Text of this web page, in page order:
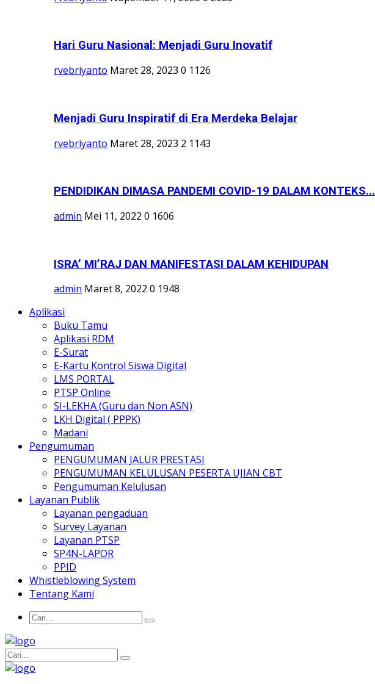
Hari Guru Nasional: Menjadi Guru Inovatif
rvebriyanto Maret 28, 2023 0 1126
Menjadi Guru Inspiratif di Era Merdeka Belajar
rvebriyanto Maret 28, 2023 2 1143
PENDIDIKAN DIMASA PANDEMI COVID-19 DALAM KONTEKS...
admin Mei 11, 2022 0 1606
ISRA’ MI’RAJ DAN MANIFESTASI DALAM KEHIDUPAN
admin Maret 8, 2022 0 1948
Aplikasi
Buku Tamu
Aplikasi RDM
E-Surat
E-Kartu Kontrol Siswa Digital
LMS PORTAL
PTSP Online
SI-LEKHA (Guru dan Non ASN)
LKH Digital ( PPPK)
Madani
Pengumuman
PENGUMUMAN JALUR PRESTASI
PENGUMUMAN KELULUSAN PESERTA UJIAN CBT
Pengumuman Kelulusan
Layanan Publik
Layanan pengaduan
Survey Layanan
Layanan PTSP
SP4N-LAPOR
PPID
Whistleblowing System
Tentang Kami